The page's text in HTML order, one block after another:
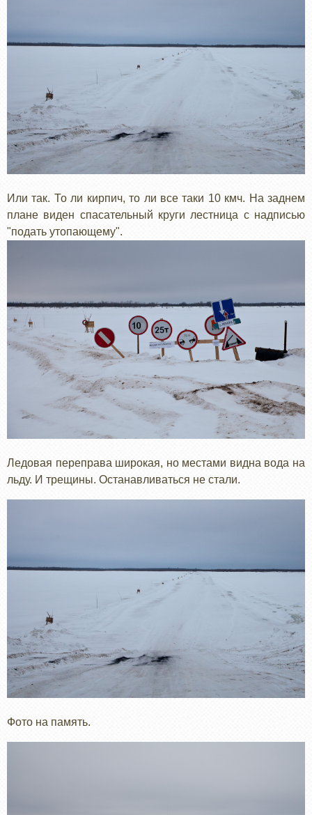
Или так. То ли кирпич, то ли все таки 10 кмч. На заднем
плане виден спасательный круги лестница с надписью
"подать утопающему".
Ледовая переправа широкая, но местами видна вода на
льду. И трещины. Останавливаться не стали.
Фото на память.